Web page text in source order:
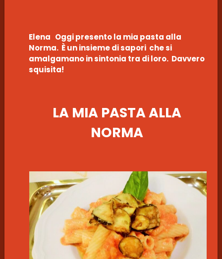
Elena Oggi presento la mia pasta alla
Norma. È un insieme di sapori che si
amalgamano in sintonia tra di loro. Davvero
squisita!
LA MIA PASTA ALLA
NORMA